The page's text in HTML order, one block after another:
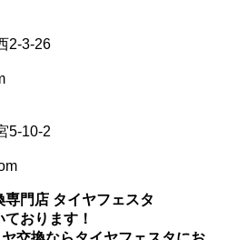
2-3-26
5-10-2
門店 タイヤフェスタ
おります！